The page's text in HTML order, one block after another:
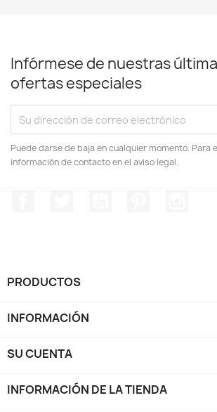
Infórmese de nuestras
ofertas especiales
Puede darse de baja en cualquier momento. Para
información de contacto en el aviso legal.
PRODUCTOS
INFORMACIÓN
SU CUENTA
INFORMACIÓN DE LA TIENDA